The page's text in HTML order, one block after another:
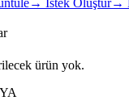
→ İstek Oluştur→
ürün yok.